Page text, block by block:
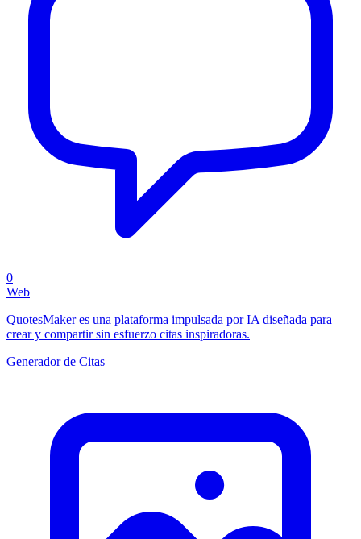
0
Web
QuotesMaker es una plataforma impulsada por IA diseñada para
crear y compartir sin esfuerzo citas inspiradoras.
Generador de Citas